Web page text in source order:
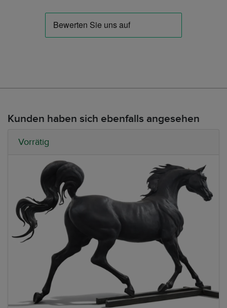
Kunden haben sich ebenfalls angesehen
Vorrätig